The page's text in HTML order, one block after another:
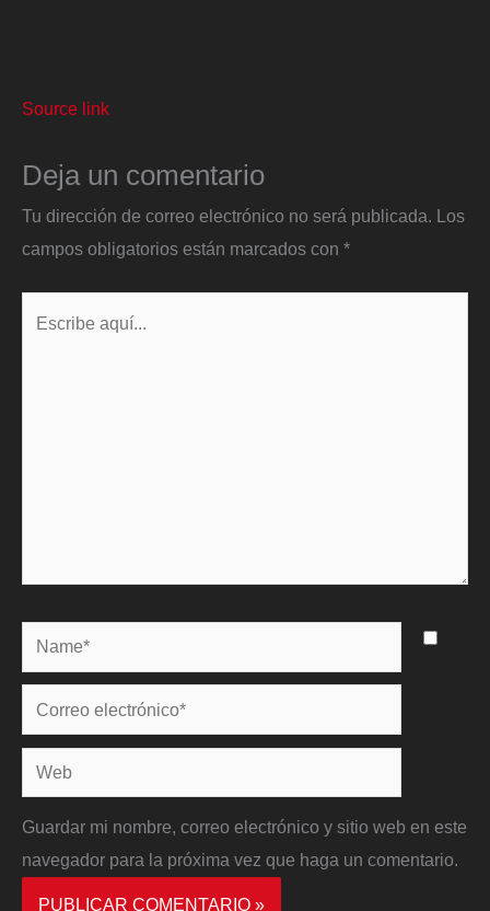
Source link
Deja un comentario
Tu dirección de correo electrónico no será publicada.
Los
campos obligatorios están marcados con *
Name*
Correo
electrónico*
Web
Guardar mi nombre, correo electrónico y sitio web en este
navegador para la próxima vez que haga un comentario.